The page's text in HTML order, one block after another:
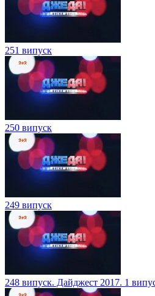
251 випуск
250 випуск
249 випуск
248 випуск. Дайджест 2017. 1